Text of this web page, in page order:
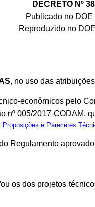
DECRETO Nº
Publicado no
Reproduzido no
, no uso das
econômicos pelo
nº 005/2017-CODAM,
Proposições e Pareceres
Regulamento
os dos projetos